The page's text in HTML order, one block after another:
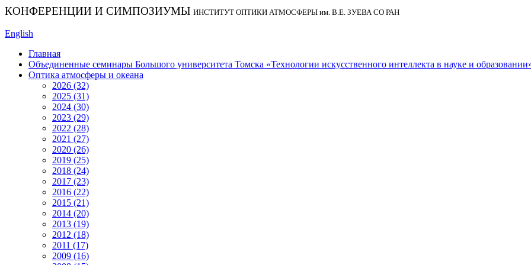
КОНФЕРЕНЦИИ И СИМПОЗИУМЫ ИНСТИТУТ ОПТИКИ АТМОСФЕРЫ им. В.Е. ЗУЕВА СО РАН
English
Главная
Объединенные семинары Большого университета Томска «Технологии искусственного интеллекта в науке и
Оптика атмосферы и океана
2026 (32)
2025 (31)
2024 (30)
2023 (29)
2022 (28)
2021 (27)
2020 (26)
2019 (25)
2018 (24)
2017 (23)
2016 (22)
2015 (21)
2014 (20)
2013 (19)
2012 (18)
2011 (17)
2009 (16)